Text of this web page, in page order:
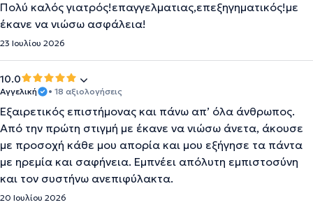
Πολύ καλός γιατρός!επαγγελματιας,επεξηγηματικός!με
έκανε να νιώσω ασφάλεια!
23 Ιουλίου 2026
10.0
Αγγελική • 18 αξιολογήσεις
Εξαιρετικός επιστήμονας και πάνω απ’ όλα άνθρωπος.
Από την πρώτη στιγμή με έκανε να νιώσω άνετα, άκουσε
με προσοχή κάθε μου απορία και μου εξήγησε τα πάντα
με ηρεμία και σαφήνεια. Εμπνέει απόλυτη εμπιστοσύνη
και τον συστήνω ανεπιφύλακτα.
20 Ιουλίου 2026